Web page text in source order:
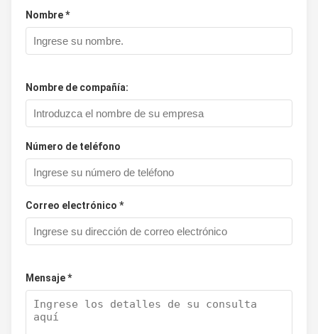
Nombre *
Nombre de compañía:
Número de teléfono
Correo electrónico *
Mensaje *